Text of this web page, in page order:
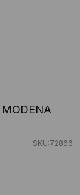
MODENA
SKU:72866